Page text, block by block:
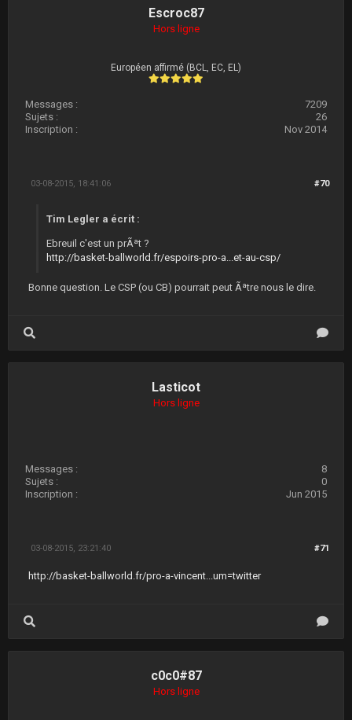
Escroc87
Hors ligne
Européen affirmé (BCL, EC, EL)
Messages :
7209
Sujets :
26
Inscription :
Nov 2014
#70
03-08-2015, 18:41:06
Tim Legler a écrit :
Ebreuil c'est un prÃªt ?
http://basket-ballworld.fr/espoirs-pro-a...et-au-csp/
Bonne question. Le CSP (ou CB) pourrait peut Ãªtre nous le dire.
Lasticot
Hors ligne
Messages :
8
Sujets :
0
Inscription :
Jun 2015
#71
03-08-2015, 23:21:40
http://basket-ballworld.fr/pro-a-vincent...um=twitter
c0c0#87
Hors ligne